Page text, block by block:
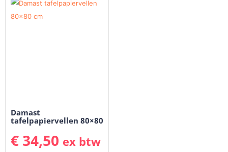
Damast
tafelpapiervellen 80×80
€ 34,50 ex btw